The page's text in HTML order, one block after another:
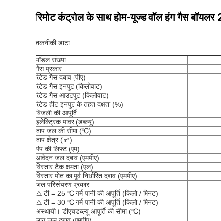
रिमोट कंट्रोल के साथ होम-यूज्ड वॉल हंग गैस बॉयलर
तकनीकी डाटा
मॉडल संख्या
गैस प्रकार
रेटेड गैस दबाव (पीए)
रेटेड गैस इनपुट (किलोवाट)
रेटेड गैस आउटपुट (किलोवाट)
रेटेड हीट इनपुट के तहत दक्षता (%)
बिजली की आपूर्ति
इलेक्ट्रिक पावर (डब्ल्यू)
ताप जल की सीमा (℃)
ताप क्षेत्र (㎡)
पंप की लिफ्ट (एम)
आवेदन जल दबाव (एमपीए)
विस्तार टैंक क्षमता (एल)
विस्तार पोत का पूर्व निर्धारित दबाव (एमपीए)
जल परिसंचरण प्रकार
△ टी = 25 ℃ गर्म पानी की आपूर्ति (किलो / मिनट)
△ टी = 30 ℃ गर्म पानी की आपूर्ति (किलो / मिनट)
अस्थायी। डीएचडब्ल्यू आपूर्ति की सीमा (℃)